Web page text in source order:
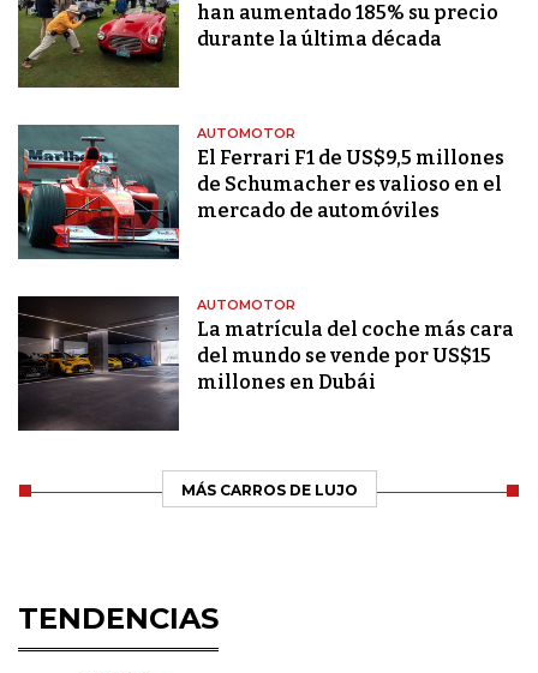
han aumentado 185% su precio
durante la última década
AUTOMOTOR
El Ferrari F1 de US$9,5 millones
de Schumacher es valioso en el
mercado de automóviles
AUTOMOTOR
La matrícula del coche más cara
del mundo se vende por US$15
millones en Dubái
MÁS CARROS DE LUJO
TENDENCIAS